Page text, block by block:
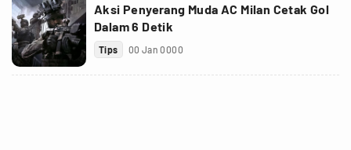
Aksi Penyerang Muda AC Milan Cetak Gol
Dalam 6 Detik
Tips 00 Jan 0000